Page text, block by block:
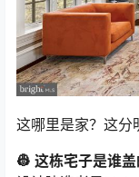
这哪里是家？这分
👷 这栋宅子是谁盖